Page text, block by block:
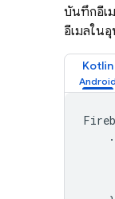
บันทึกอีเ
อีเมลใน
Kotlin
.